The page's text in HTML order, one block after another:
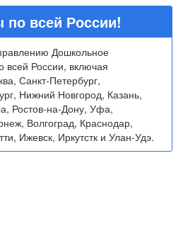
всей России!
Дошкольное
всей России, включая
Санкт-Петербург,
Нижний Новгород, Казань,
Ростов-на-Дону, Уфа,
Волгоград, Краснодар,
Ижевск, Иркутстк и Улан-Удэ.